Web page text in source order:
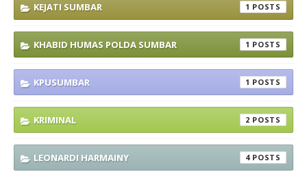
KEJATI SUMBAR 1
KHABID HUMAS POLDA SUMBAR 1
KPUSUMBAR 1
KRIMINAL 2
LEONARDI HARMAINY 4